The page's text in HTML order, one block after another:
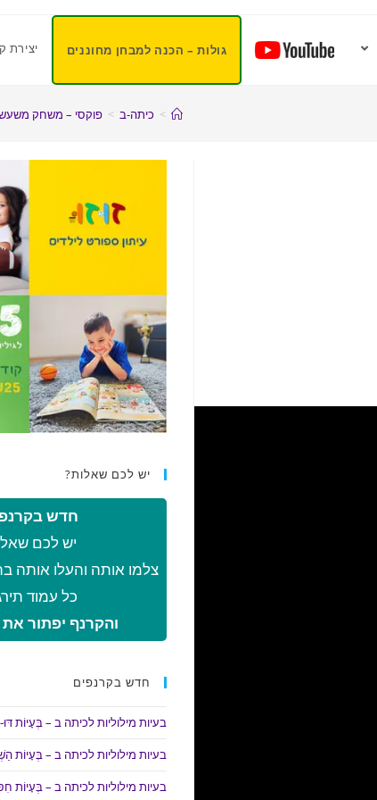
גולות – הכנה למבחן מחוננים יצירת
> כיתה-ב > פוקסי – משחק משעשע
יש לכם שאלות?
חדש
יש לכם
צלמו אותה והעלו אותה
כל עמוד
והקרנף יפתור
חדש בקרנפים
בעיות מילוליות לכיתה ב – בְּעָיוֹת
בעיות מילוליות לכיתה ב – בְּעָיוֹת
בעיות מילוליות לכיתה ב – בְּעָיוֹת